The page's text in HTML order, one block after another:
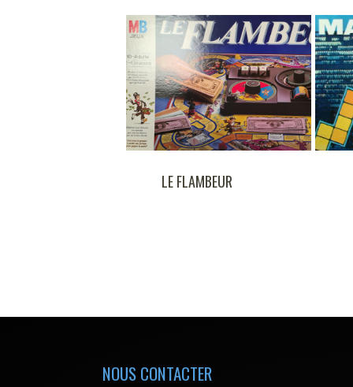
LE FLAMBEUR
NOUS CONTACTER